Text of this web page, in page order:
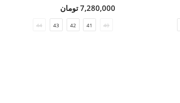
7,280,000 تومان
40
41
42
43
44